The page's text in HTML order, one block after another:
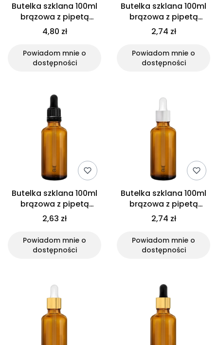
Butelka szklana 100ml
brązowa z pipetą
bambusową
4,80 zł
Powiadom mnie o
dostępności
Butelka szklana 100ml
brązowa z pipetą
czarną połysk
2,74 zł
Powiadom mnie o
dostępności
Butelka szklana 100ml
brązowa z pipetą
gwarancyjną
2,63 zł
Powiadom mnie o
dostępności
Butelka szklana 100ml
brązowa z pipetą
srebrną
2,74 zł
Powiadom mnie o
dostępności